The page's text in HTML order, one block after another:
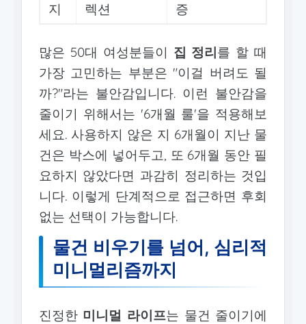
지
렉션
증
많은 50대 여성분들이 집 정리를 할 때
가장 고민하는 부분은 "이걸 버려도 될
까?"라는 불안감입니다. 이런 불안감을
줄이기 위해서는 '6개월 룰'을 적용해보
세요. 사용하지 않은 지 6개월이 지난 물
건은 박스에 넣어두고, 또 6개월 동안 필
요하지 않았다면 과감히 정리하는 것입
니다. 이렇게 단계적으로 접근하면 후회
없는 선택이 가능합니다.
물건 비우기를 넘어, 심리적
미니멀리즘까지
진정한 미니멀 라이프는 물건 줄이기에